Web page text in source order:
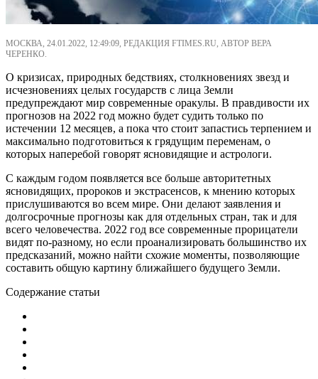
МОСКВА, 24.01.2022, 12:49:09, РЕДАКЦИЯ FTIMES.RU, АВТОР ВЕРА
ЧЕРЕНКО.
О кризисах, природных бедствиях, столкновениях звезд и
исчезновениях целых государств с лица Земли
предупреждают мир современные оракулы. В правдивости их
прогнозов на 2022 год можно будет судить только по
истечении 12 месяцев, а пока что стоит запастись терпением и
максимально подготовиться к грядущим переменам, о
которых наперебой говорят ясновидящие и астрологи.
С каждым годом появляется все больше авторитетных
ясновидящих, пророков и экстрасенсов, к мнению которых
прислушиваются во всем мире. Они делают заявления и
долгосрочные прогнозы как для отдельных стран, так и для
всего человечества. 2022 год все современные прорицатели
видят по-разному, но если проанализировать большинство их
предсказаний, можно найти схожие моменты, позволяющие
составить общую картину ближайшего будущего Земли.
Содержание статьи